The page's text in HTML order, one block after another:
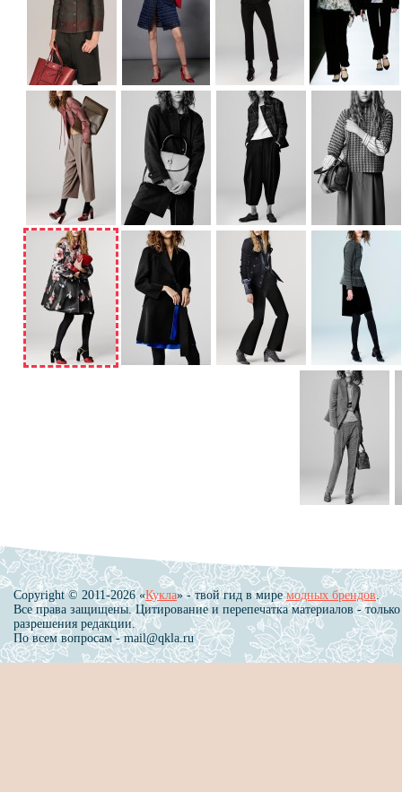
Copyright © 2011-2026 «Кукла» - твой гид в миремодных брендов.
Все права защищены. Цитирование и перепечатка материалов - только
разрешения редакции.
По всем вопросам - mail@qkla.ru